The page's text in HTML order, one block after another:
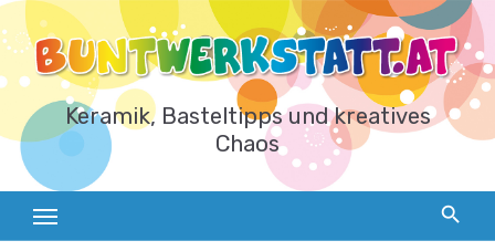
Zum
Inhalt
springen
Keramik, Basteltipps und kreatives
Chaos